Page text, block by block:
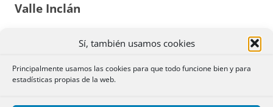
Sí, también usamos cookies
Principalmente usamos las cookies para que todo funcione bien y para
estadísticas propias de la web.
Valle Inclán
De Valle Inclán, en la «Sonata de Estío»:
Y repentinamente
entristecido, incliné la